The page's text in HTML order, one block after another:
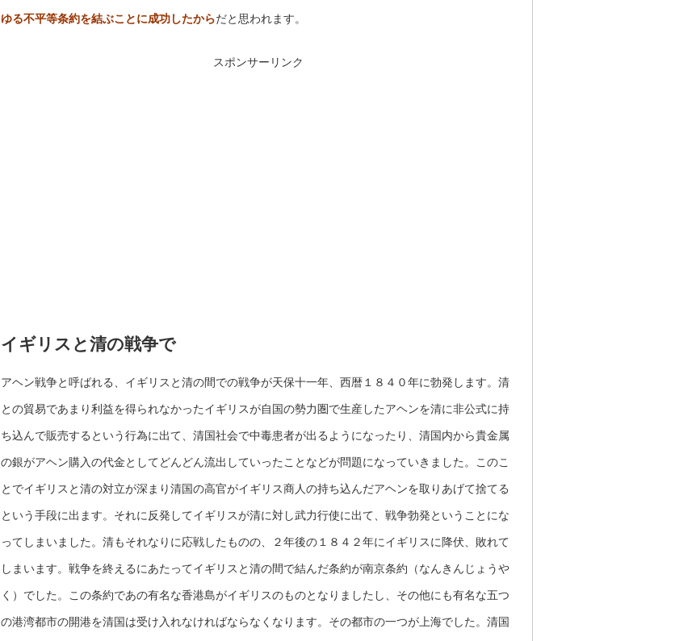
ゆる不平等条約を結ぶことに成功したからだと思われます。
スポンサーリンク
イギリスと清の戦争で
アヘン戦争と呼ばれる、イギリスと清の間での戦争が天保十一年、西暦１８４０年に勃発します。清
との貿易であまり利益を得られなかったイギリスが自国の勢力圏で生産したアヘンを清に非公式に持
ち込んで販売するという行為に出て、清国社会で中毒患者が出るようになったり、清国内から貴金属
の銀がアヘン購入の代金としてどんどん流出していったことなどが問題になっていきました。このこ
とでイギリスと清の対立が深まり清国の高官がイギリス商人の持ち込んだアヘンを取りあげて捨てる
という手段に出ます。それに反発してイギリスが清に対し武力行使に出て、戦争勃発ということにな
ってしまいました。清もそれなりに応戦したものの、２年後の１８４２年にイギリスに降伏、敗れて
しまいます。戦争を終えるにあたってイギリスと清の間で結んだ条約が南京条約（なんきんじょうや
く）でした。この条約であの有名な香港島がイギリスのものとなりましたし、その他にも有名な五つ
の港湾都市の開港を清国は受け入れなければならなくなります。その都市の一つが上海でした。清国